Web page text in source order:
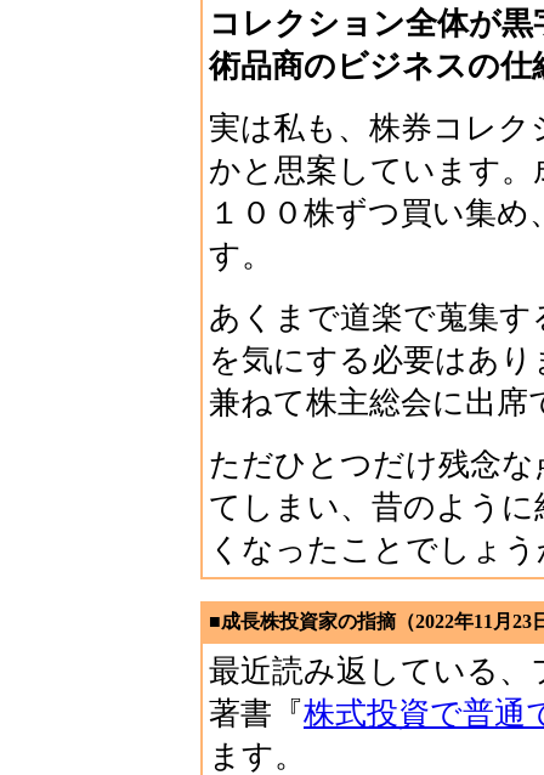
コレクション全体が
術品商のビジネスの
実は私も、株券コレ
かと思案しています
１００株ずつ買い集
す。
あくまで道楽で蒐集
を気にする必要はあ
兼ねて株主総会に出
ただひとつだけ残念
てしまい、昔のよう
くなったことでしょ
■成長株投資家の指摘（2022年11月23
最近読み返している
著書『株式投資で普通
ます。